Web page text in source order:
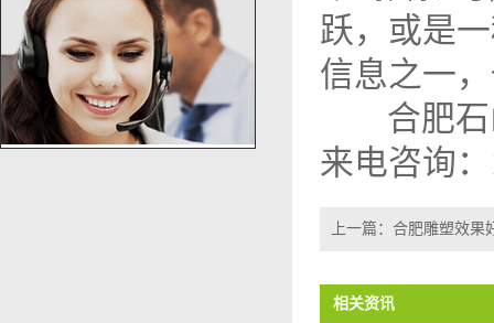
跃，或是
信息之一
合肥石
来电咨询
上一篇： 合肥雕塑效果
相关资讯